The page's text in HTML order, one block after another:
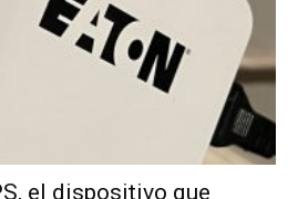
el dispositivo que